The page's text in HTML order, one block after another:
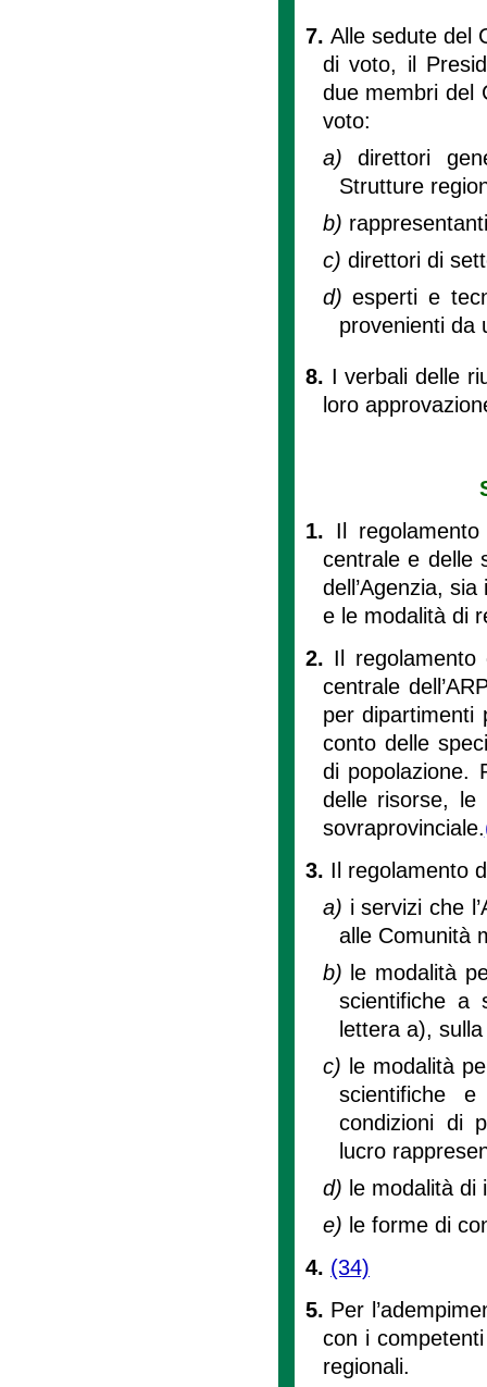
7.Alle sedute del
di voto, il
due membri del
voto:
a)direttori
Strutture
b)
c) direttori di
d)esperti e
provenienti da
8. I verbali delle
loro
1. Il
centrale e delle
dell’Agenzia,
e le modalità di
2. Il
centrale
per dipartimenti
conto delle
di popolazione.
delle risorse, le
sovraprovinciale.
3. Il regolamento
a) i servizi che
alle Comunità
b) le modalità
scientifiche a
lettera a),
c) le modalità
scientifiche
condizioni di
lucro
d) le modalità di
e) le forme di
4. (34)
5. Per
con i
regionali.